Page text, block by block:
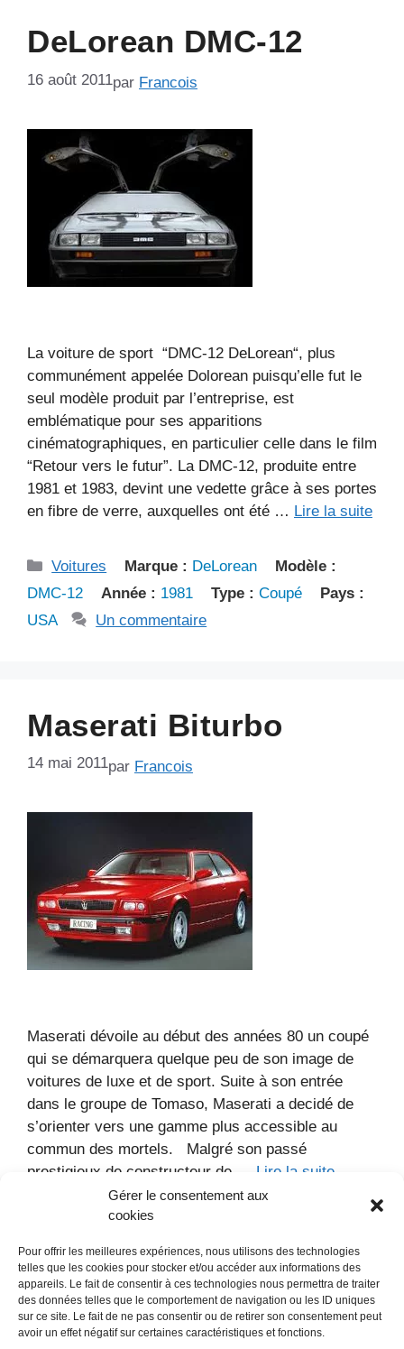
Gérer le consentement aux
cookies
Pour offrir les meilleures expériences, nous utilisons des technologies
telles que les cookies pour stocker et/ou accéder aux informations des
appareils. Le fait de consentir à ces technologies nous permettra de traiter
des données telles que le comportement de navigation ou les ID uniques
sur ce site. Le fait de ne pas consentir ou de retirer son consentement peut
avoir un effet négatif sur certaines caractéristiques et fonctions.
DeLorean DMC-12
16 août 2011par Francois
La voiture de sport “DMC-12 DeLorean“, plus
communément appelée Dolorean puisqu’elle fut le
seul modèle produit par l’entreprise, est
emblématique pour ses apparitions
cinématographiques, en particulier celle dans le film
“Retour vers le futur”. La DMC-12, produite entre
1981 et 1983, devint une vedette grâce à ses portes
en fibre de verre, auxquelles ont été … Lire la suite
Catégories
Voitures Marque : DeLorean
Modèle :
DMC-12
Année : 1981 Type : Coupé
Pays :
USA
Un commentaire
Maserati Biturbo
14 mai 2011par Francois
Maserati dévoile au début des années 80 un coupé
qui se démarquera quelque peu de son image de
voitures de luxe et de sport. Suite à son entrée
dans le groupe de Tomaso, Maserati a decidé de
s’orienter vers une gamme plus accessible au
commun des mortels. Malgré son passé
prestigieux de constructeur de … Lire la suite
Catégories
Biturbo
Année : 1981 Types : Coupé,
Sportive
Laisser un commentaire